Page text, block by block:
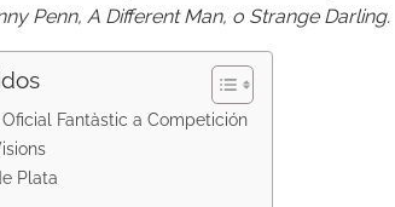
Penn, A Different Man, o Strange Darling.
Fantàstic a Competición
Plata